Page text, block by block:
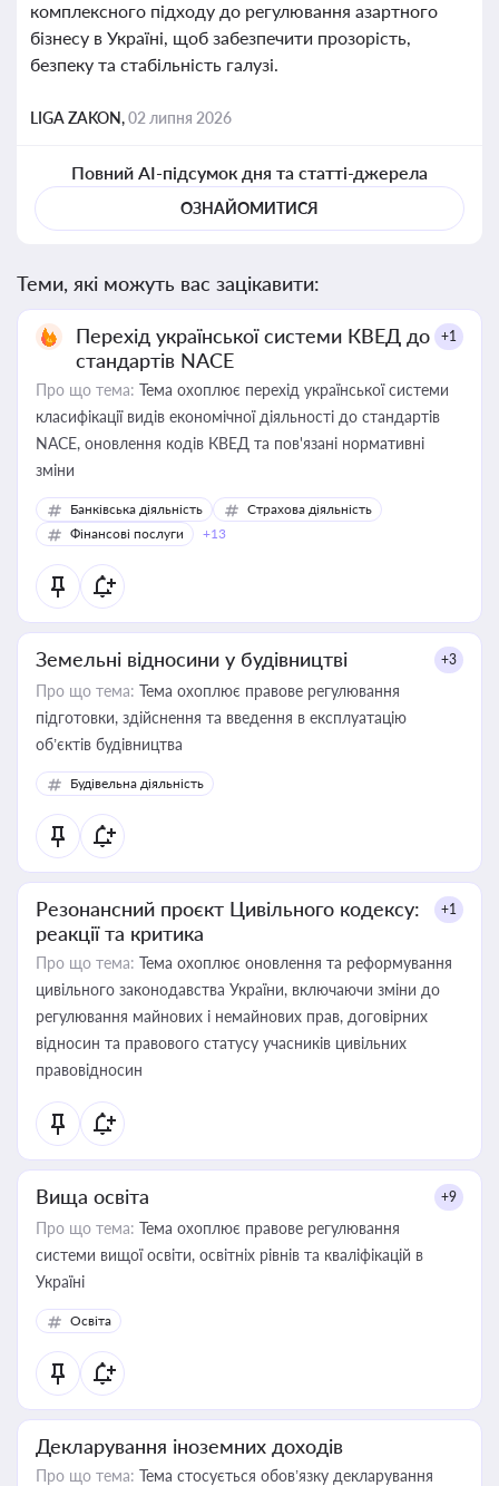
комплексного підходу до регулювання азартного
бізнесу в Україні, щоб забезпечити прозорість,
безпеку та стабільність галузі.
LIGA ZAKON,02 липня 2026
Повний AI-підсумок дня та статті-джерела
ОЗНАЙОМИТИСЯ
Теми, які можуть вас зацікавити:
Перехід української системи КВЕД до
стандартів NACE
+1
Про що тема: Тема охоплює перехід української системи
класифікації видів економічної діяльності до стандартів
NACE, оновлення кодів КВЕД та пов'язані нормативні
зміни
Банківська діяльність
Страхова діяльність
Фінансові послуги
+13
Земельні відносини у будівництві +3
Про що тема: Тема охоплює правове регулювання
підготовки, здійснення та введення в експлуатацію
об’єктів будівництва
Будівельна діяльність
Резонансний проєкт Цивільного кодексу:
реакції та критика
+1
Про що тема: Тема охоплює оновлення та реформування
цивільного законодавства України, включаючи зміни до
регулювання майнових і немайнових прав, договірних
відносин та правового статусу учасників цивільних
правовідносин
Вища освіта +9
Про що тема: Тема охоплює правове регулювання
системи вищої освіти, освітніх рівнів та кваліфікацій в
Україні
Освіта
Декларування іноземних доходів
Про що тема: Тема стосується обов’язку декларування